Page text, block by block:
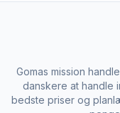
Gomas mission
danskere at handle
bedste priser og